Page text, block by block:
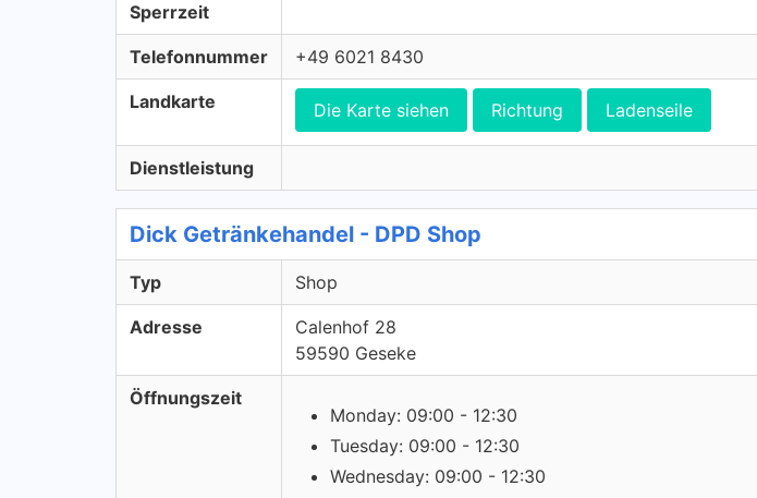
Sperrzeit
Telefonnummer +49 6021 8430
Landkarte Die Karte siehen Richtung Ladenseile
Dienstleistung
Dick Getränkehandel - DPD Shop
Typ Shop
Adresse
Calenhof 28
59590 Geseke
Öffnungszeit
Monday: 09:00 - 12:30
Tuesday: 09:00 - 12:30
Wednesday: 09:00 - 12:30